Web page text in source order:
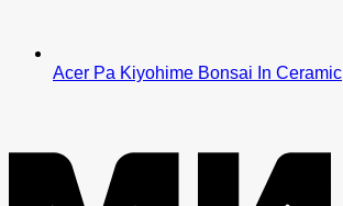
Acer Pa Kiyohime Bonsai In Ceramic